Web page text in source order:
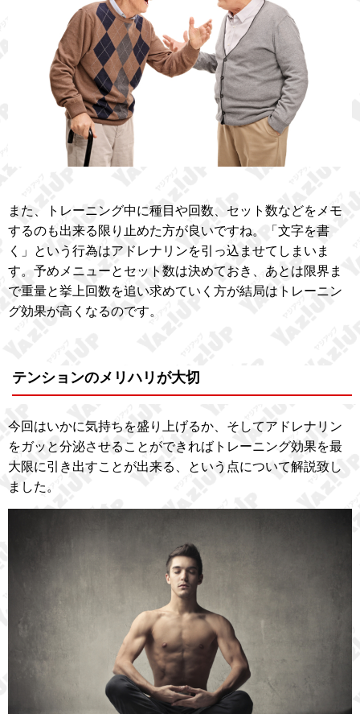
また、トレーニング中に種目や回数、セット数などをメモ
するのも出来る限り止めた方が良いですね。「文字を書
く」という行為はアドレナリンを引っ込ませてしまいま
す。予めメニューとセット数は決めておき、あとは限界ま
で重量と挙上回数を追い求めていく方が結局はトレーニン
グ効果が高くなるのです。
テンションのメリハリが大切
今回はいかに気持ちを盛り上げるか、そしてアドレナリン
をガッと分泌させることができればトレーニング効果を最
大限に引き出すことが出来る、という点について解説致し
ました。